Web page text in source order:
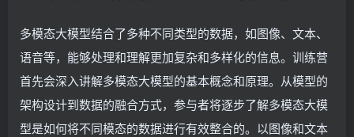
多模态大模型结合了多种不同类型的数据，如图像、文本、
语音等，能够处理和理解更加复杂和多样化的信息。训练营
首先会深入讲解多模态大模型的基本概念和原理。从模型的
架构设计到数据的融合方式，参与者将逐步了解多模态大模
型是如何将不同模态的数据进行有效整合的。以图像和文本